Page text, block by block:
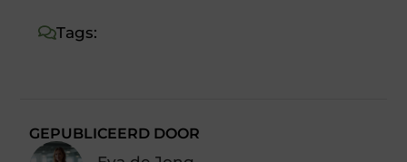
Tags:
GEPUBLICEERD DOOR